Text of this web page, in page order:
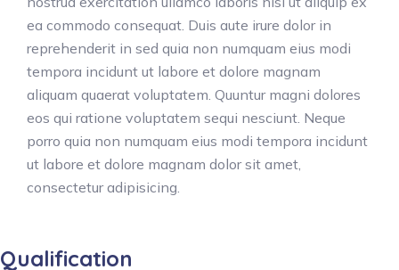
ea commodo consequat. Duis aute irure dolor in
reprehenderit in sed quia non numquam eius modi
tempora incidunt ut labore et dolore magnam
aliquam quaerat voluptatem. Quuntur magni dolores
eos qui ratione voluptatem sequi nesciunt. Neque
porro quia non numquam eius modi tempora incidunt
ut labore et dolore magnam dolor sit amet,
consectetur adipisicing.
Qualification